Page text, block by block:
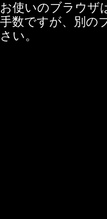
お使いのブラウザ
手数ですが、別の
さい。